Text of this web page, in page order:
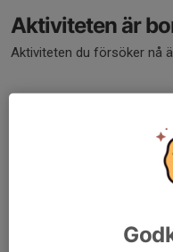
Aktiviteten är
Aktiviteten du försöker nå